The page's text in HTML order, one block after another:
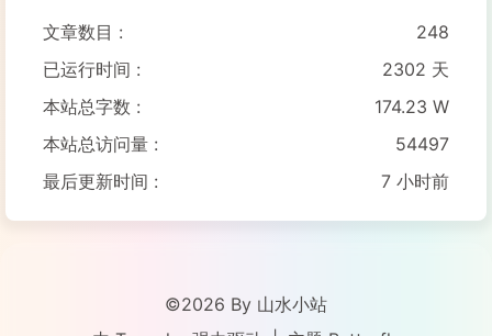
文章数目 :
248
已运行时间 :
2302 天
本站总字数 :
174.23 W
本站总访问量 :
54497
最后更新时间 :
7 小时前
©2026 By 山水小站